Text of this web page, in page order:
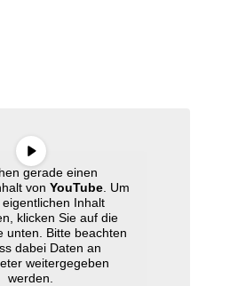
gerade einen
von YouTube. Um
Inhalt
klicken Sie auf die
unten. Bitte beachten
dabei Daten an
weitergegeben
werden.